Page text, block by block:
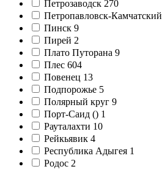
Петрозаводск 270
Петропавловск-Камчатский
Пинск 9
Пирей 2
Плато Путорана 9
Плес 604
Повенец 13
Подпорожье 5
Полярный круг 9
Порт-Саид () 1
Рауталахти 10
Рейкьявик 4
Республика Адыгея 1
Родос 2